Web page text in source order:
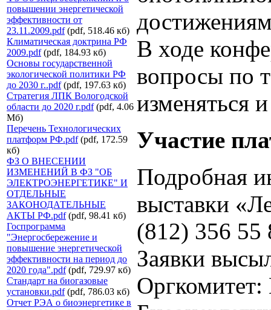
повышении энергетической
эффективности от
23.11.2009.pdf(pdf, 518.46 кб)
Климатическая доктрина РФ
2009.pdf(pdf, 184.93 кб)
Основы государственной
экологической политики РФ
до 2030 г..pdf(pdf, 197.63 кб)
Стратегия ЛПК Вологодской
области до 2020 г.pdf(pdf, 4.06
Мб)
Перечень Технологических
платформ РФ.pdf(pdf, 172.59
кб)
ФЗ О ВНЕСЕНИИ
ИЗМЕНЕНИЙ В ФЗ "ОБ
ЭЛЕКТРОЭНЕРГЕТИКЕ" И
ОТДЕЛЬНЫЕ
ЗАКОНОДАТЕЛЬНЫЕ
АКТЫ РФ.pdf(pdf, 98.41 кб)
Госпрограмма
"Энергосбережение и
повышение энергетической
эффективности на период до
2020 года".pdf(pdf, 729.97 кб)
Стандарт на биогазовые
установки.pdf(pdf, 786.03 кб)
Отчет РЭА о биоэнергетике в
В ходе
вопросы по
изменяться
Участие
Подробная
выставки
(812) 356 55
Заявки